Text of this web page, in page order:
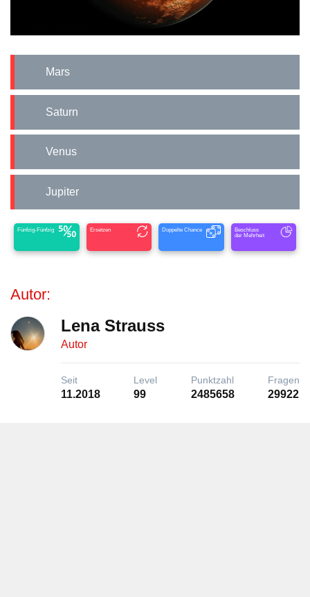
Mars
Saturn
Venus
Jupiter
Fünfzig-Fünfzig Ersetzen Doppelte Chance
Beschluss
der Mehrheit
Autor:
Lena Strauss
Autor
Seit
11.2018
Level
99
Punktzahl
2485658
Fragen
29922